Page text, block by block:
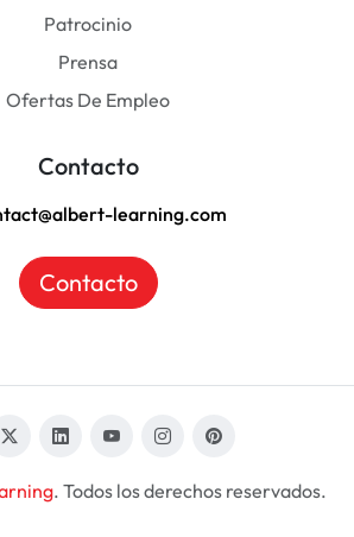
Patrocinio
Prensa
Ofertas De Empleo
Contacto
learning.com
Contacto
. Todos los derechos reservados.